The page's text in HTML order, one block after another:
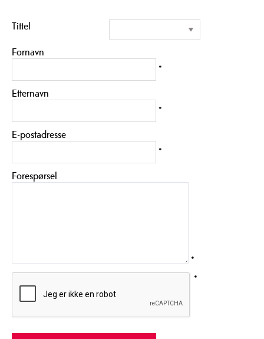
Tittel
Fornavn
*
Etternavn
*
E-postadresse
*
Forespørsel
*
*